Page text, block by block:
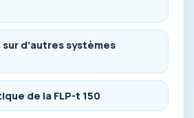
d’autres systèmes
de la FLP-t 150